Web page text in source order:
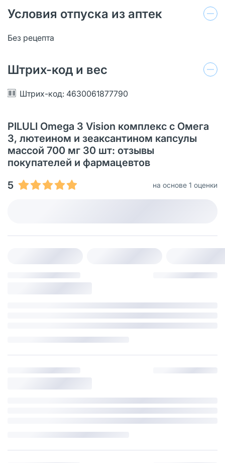
Условия отпуска из аптек
Без рецепта
Штрих-код и вес
Штрих-код: 4630061877790
PILULI Omega 3 Vision комплекс с Омега
3, лютеином и зеаксантином капсулы
массой 700 мг 30 шт: отзывы
покупателей и фармацевтов
5
на основе 1 оценки